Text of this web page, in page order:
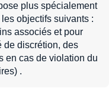
plus spécialement
objectifs suivants :
associés et pour
de discrétion, des
en cas de violation du
.